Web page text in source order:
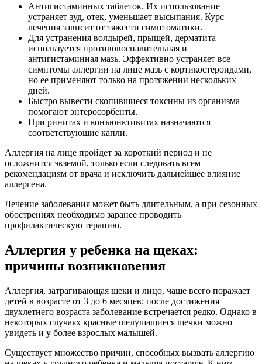
Антигистаминных таблеток. Их использование
устраняет зуд, отек, уменьшает высыпания. Курс
лечения зависит от тяжести симптоматики.
Для устранения волдырей, прыщей, дерматита
используется противовоспалительная и
антигистаминная мазь. Эффективно устраняет все
симптомы аллергии на лице мазь с кортикостероидами,
но ее применяют только на протяжении нескольких
дней.
Быстро вывести скопившиеся токсины из организма
помогают энтеросорбенты.
При ринитах и конъюнктивитах назначаются
соответствующие капли.
Аллергия на лице пройдет за короткий период и не
осложнится экземой, только если следовать всем
рекомендациям от врача и исключить дальнейшее влияние
аллергена.
Лечение заболевания может быть длительным, а при сезонных
обострениях необходимо заранее проводить
профилактическую терапию.
Аллергия у ребенка на щеках:
причины возникновения
Аллергия, затрагивающая щеки и лицо, чаще всего поражает
детей в возрасте от 3 до 6 месяцев; после достижения
двухлетнего возраста заболевание встречается редко. Однако в
некоторых случаях красные шелушащиеся щечки можно
увидеть и у более взрослых малышей.
Существует множество причин, способных вызвать аллергию